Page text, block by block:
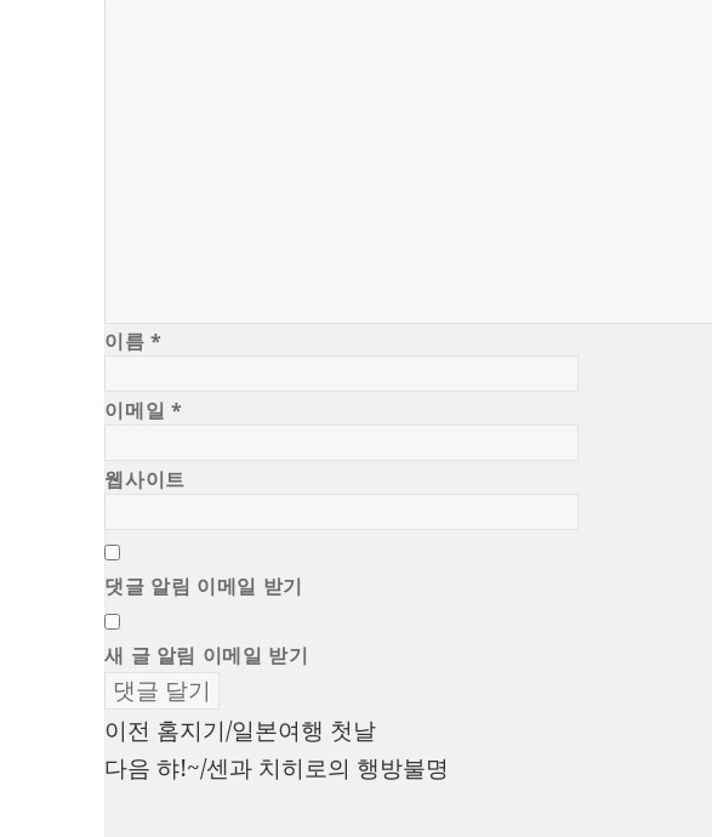
이름*
이메일 *
웹사이트
댓글 알림 이메일 받기
새 글 알림 이메일 받기
글
탐
이전 이
전
홈지기/일본여행 첫날
다음 다
햐!~/센과 치히로의 행방불명